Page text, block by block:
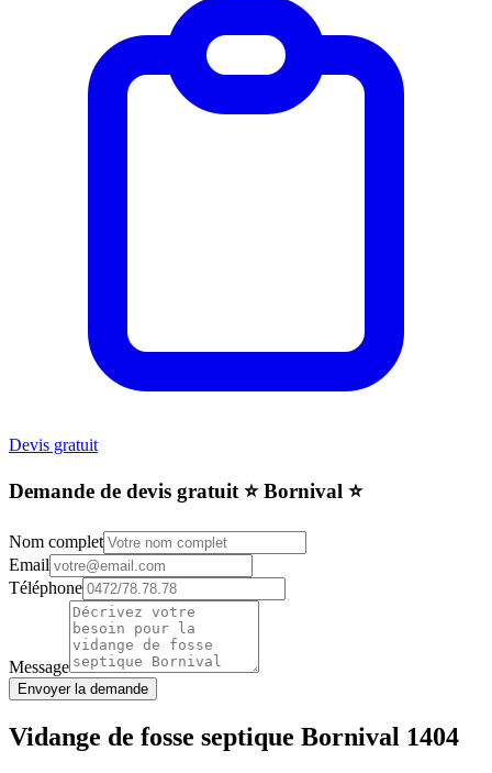
Devis gratuit
Demande de devis gratuit ⭐️ Bornival ⭐️
Nom complet
Email
Téléphone
Message
Envoyer la demande
Vidange de fosse septique Bornival 1404